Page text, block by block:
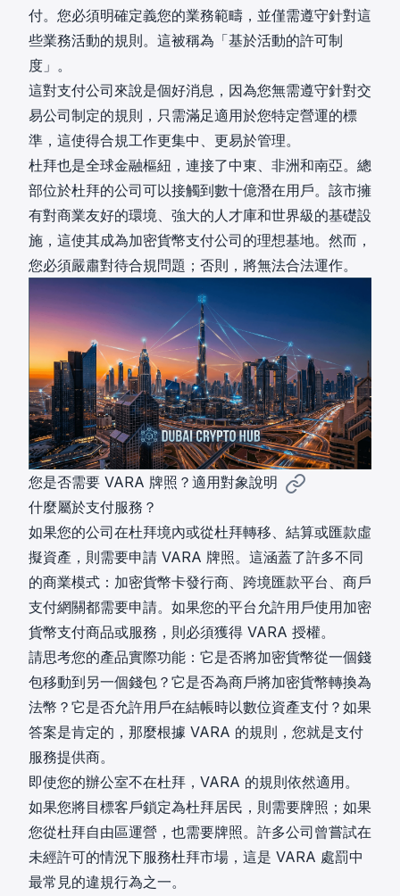
付。您必須明確定義您的業務範疇，並僅需遵守針對這
些業務活動的規則。這被稱為「基於活動的許可制
度」。
這對支付公司來說是個好消息，因為您無需遵守針對交
易公司制定的規則，只需滿足適用於您特定營運的標
準，這使得合規工作更集中、更易於管理。
杜拜也是全球金融樞紐，連接了中東、非洲和南亞。總
部位於杜拜的公司可以接觸到數十億潛在用戶。該市擁
有對商業友好的環境、強大的人才庫和世界級的基礎設
施，這使其成為加密貨幣支付公司的理想基地。然而，
您必須嚴肅對待合規問題；否則，將無法合法運作。
您是否需要 VARA 牌照？適用對象說明
什麼屬於支付服務？
如果您的公司在杜拜境內或從杜拜轉移、結算或匯款虛
擬資產，則需要申請 VARA 牌照。這涵蓋了許多不同
的商業模式：加密貨幣卡發行商、跨境匯款平台、商戶
支付網關都需要申請。如果您的平台允許用戶使用加密
貨幣支付商品或服務，則必須獲得 VARA 授權。
請思考您的產品實際功能：它是否將加密貨幣從一個錢
包移動到另一個錢包？它是否為商戶將加密貨幣轉換為
法幣？它是否允許用戶在結帳時以數位資產支付？如果
答案是肯定的，那麼根據 VARA 的規則，您就是支付
服務提供商。
即使您的辦公室不在杜拜，VARA 的規則依然適用。
如果您將目標客戶鎖定為杜拜居民，則需要牌照；如果
您從杜拜自由區運營，也需要牌照。許多公司曾嘗試在
未經許可的情況下服務杜拜市場，這是 VARA 處罰中
最常見的違規行為之一。